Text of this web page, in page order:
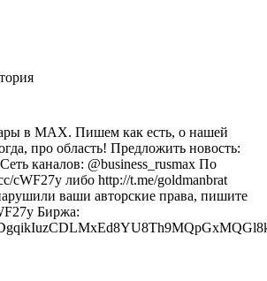
в MAX. Пишем как есть, о нашей
про область! Предложить новость:
каналов: @business_rusmax По
cWF27y либо http://t.me/goldmanbrat
ваши авторские права, пишите
Биржа: